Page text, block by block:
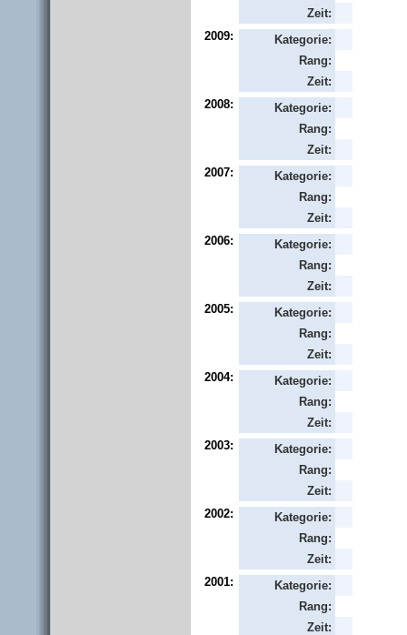
Zeit:
2009:
Kategorie:
Rang:
Zeit:
2008:
Kategorie:
Rang:
Zeit:
2007:
Kategorie:
Rang:
Zeit:
2006:
Kategorie:
Rang:
Zeit:
2005:
Kategorie:
Rang:
Zeit:
2004:
Kategorie:
Rang:
Zeit:
2003:
Kategorie:
Rang:
Zeit:
2002:
Kategorie:
Rang:
Zeit:
2001:
Kategorie:
Rang:
Zeit: